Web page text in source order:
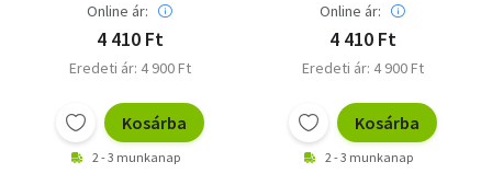
Online ár:
4 410 Ft
Eredeti ár: 4 900 Ft
Kosárba
2 - 3 munkanap
Online ár:
4 410 Ft
Eredeti ár: 4 900 Ft
Kosárba
2 - 3 munkanap